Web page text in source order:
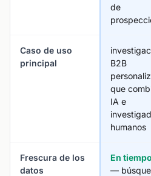
de
Caso de uso
principal
B2B
que
IA e
humanos
Frescura de los
datos
En
—